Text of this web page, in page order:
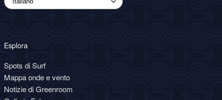
Esplora
Spots di Surf
Mappa onde e vento
Notizie di Greenroom